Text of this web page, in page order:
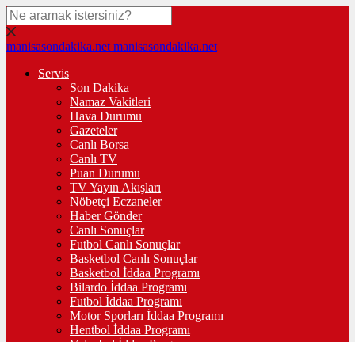
manisasondakika.net manisasondakika.net
Servis
Son Dakika
Namaz Vakitleri
Hava Durumu
Gazeteler
Canlı Borsa
Canlı TV
Puan Durumu
TV Yayın Akışları
Nöbetçi Eczaneler
Haber Gönder
Canlı Sonuçlar
Futbol Canlı Sonuçlar
Basketbol Canlı Sonuçlar
Basketbol İddaa Programı
Bilardo İddaa Programı
Futbol İddaa Programı
Motor Sporları İddaa Programı
Hentbol İddaa Programı